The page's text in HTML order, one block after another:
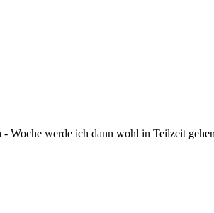
Woche werde ich dann wohl in Teilzeit